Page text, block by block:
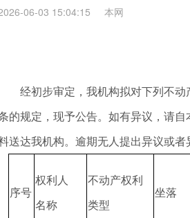
06-03 15:04:15 本网
经初步审定，我机构拟对下列不动
的规定，现予公告。如有异议，请
送达我机构。逾期无人提出异议或
序号
权利人
名称
不动产权利
类型
坐落